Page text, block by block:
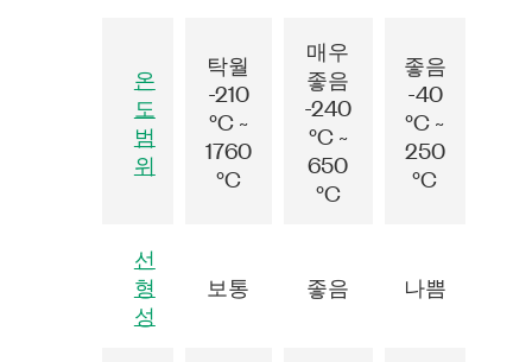
온
도
범
위
탁월
-210
°C ~
1760
°C
매우
좋음
-240
°C ~
650
°C
좋음
-40
°C ~
250
°C
선
형
성
보통 좋음 나쁨